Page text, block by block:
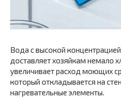
Вода с высокой
доставляет хозяйкам немало
увеличивает расход моющих
который откладывается на
нагревательные элементы.